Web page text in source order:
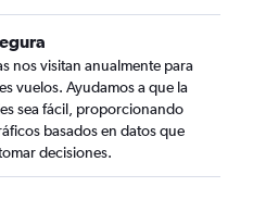
nos visitan anualmente para
vuelos. Ayudamos a que la
sea fácil, proporcionando
basados en datos que
decisiones.